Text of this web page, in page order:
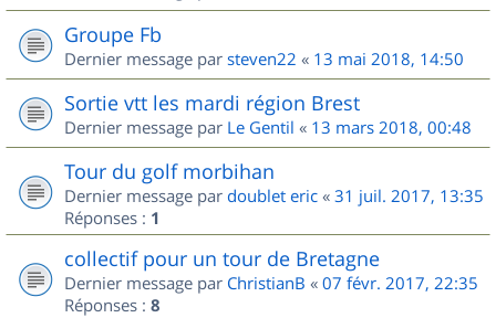
Groupe Fb
Dernier message par steven22 « 13 mai 2018, 14:50
Sortie vtt les mardi région Brest
Dernier message par Le Gentil « 13 mars 2018, 00:48
Tour du golf morbihan
Dernier message par doublet eric « 31 juil. 2017, 13:35
Réponses : 1
collectif pour un tour de Bretagne
Dernier message par ChristianB « 07 févr. 2017, 22:35
Réponses : 8